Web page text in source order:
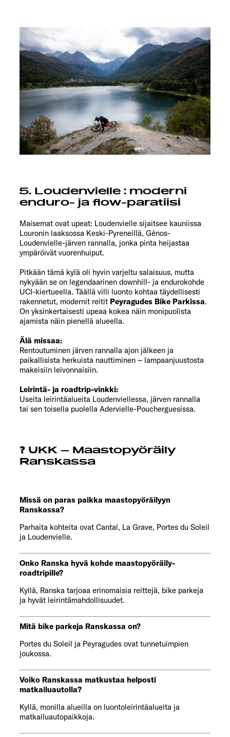
5. Loudenvielle : moderni
enduro- ja flow-paratiisi
Maisemat ovat upeat: Loudenvielle sijaitsee kauniissa
Louronin laaksossa Keski-Pyreneillä, Génos-
Loudenvielle-järven rannalla, jonka pinta heijastaa
ympäröivät vuorenhuiput.
Pitkään tämä kylä oli hyvin varjeltu salaisuus, mutta
nykyään se on legendaarinen downhill- ja endurokohde
UCI-kiertueella. Täällä villi luonto kohtaa täydellisesti
rakennetut, modernit reitit Peyragudes Bike Parkissa.
On yksinkertaisesti upeaa kokea näin monipuolista
ajamista näin pienellä alueella.
Älä missaa:
Rentoutuminen järven rannalla ajon jälkeen ja
paikallisista herkuista nauttiminen – lampaanjuustosta
makeisiin leivonnaisiin.
Leirintä- ja roadtrip-vinkki:
Useita leirintäalueita Loudenviellessa, järven rannalla
tai sen toisella puolella Adervielle-Poucherguesissa.
❓ UKK – Maastopyöräily
Ranskassa
Missä on paras paikka maastopyöräilyyn
Ranskassa?
Parhaita kohteita ovat Cantal, La Grave, Portes du Soleil
ja Loudenvielle.
Onko Ranska hyvä kohde maastopyöräily-
roadtripille?
Kyllä, Ranska tarjoaa erinomaisia reittejä, bike parkeja
ja hyvät leirintämahdollisuudet.
Mitä bike parkeja Ranskassa on?
Portes du Soleil ja Peyragudes ovat tunnetuimpien
joukossa.
Voiko Ranskassa matkustaa helposti
matkailuautolla?
Kyllä, monilla alueilla on luontoleirintäalueita ja
matkailuautopaikkoja.